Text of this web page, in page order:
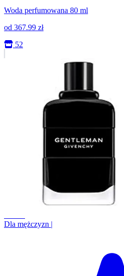
Woda perfumowana 80 ml
od 367.99 zł
52
Dla mężczyzn |